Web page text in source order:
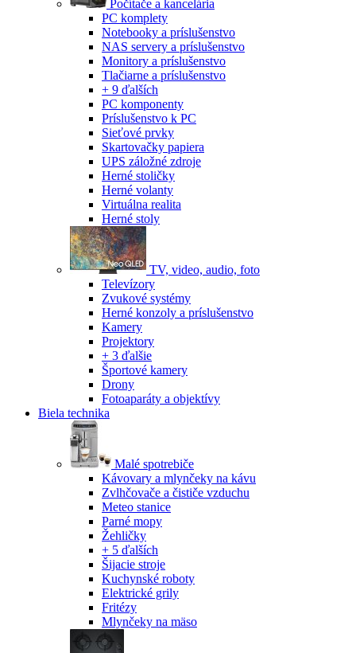
Počítače a kancelária
PC komplety
Notebooky a príslušenstvo
NAS servery a príslušenstvo
Monitory a príslušenstvo
Tlačiarne a príslušenstvo
+ 9 ďalších
PC komponenty
Príslušenstvo k PC
Sieťové prvky
Skartovačky papiera
UPS záložné zdroje
Herné stoličky
Herné volanty
Virtuálna realita
Herné stoly
TV, video, audio, foto
Televízory
Zvukové systémy
Herné konzoly a príslušenstvo
Kamery
Projektory
+ 3 ďalšie
Športové kamery
Drony
Fotoaparáty a objektívy
Biela technika
Malé spotrebiče
Kávovary a mlynčeky na kávu
Zvlhčovače a čističe vzduchu
Meteo stanice
Parné mopy
Žehličky
+ 5 ďalších
Šijacie stroje
Kuchynské roboty
Elektrické grily
Fritézy
Mlynčeky na mäso